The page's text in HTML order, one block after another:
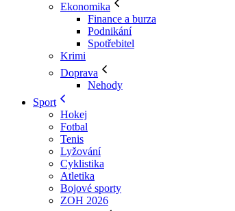
Ekonomika
Finance a burza
Podnikání
Spotřebitel
Krimi
Doprava
Nehody
Sport
Hokej
Fotbal
Tenis
Lyžování
Cyklistika
Atletika
Bojové sporty
ZOH 2026